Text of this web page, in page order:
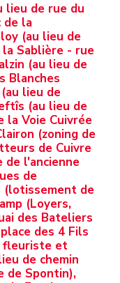
lieu de rue du
de la
(au lieu de
la Sablière - rue
(au lieu de
Blanches
lieu de
(au lieu de
la Voie Cuivrée
(zoning de
de Cuivre
de l'ancienne
de
(lotissement de
(Loyers,
des Bateliers
des 4 Fils
fleuriste et
de chemin
de Spontin),